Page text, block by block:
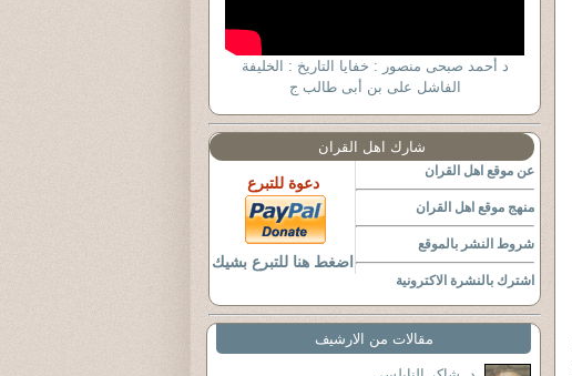
د أحمد صبحى منصور : خفايا التاريخ : الخليفة
الفاشل على بن أبى طالب ج
شارك اهل القران
عن موقع اهل القران
منهج موقع اهل القران
شروط النشر بالموقع
اشترك بالنشرة الاكترونية
دعوة للتبرع
اضغط هنا للتبرع بشيك
مقالات من الارشيف